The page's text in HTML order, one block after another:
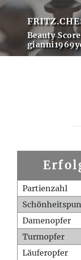
Beauty
Partienzahl
Damenopfer
Turmopfer
Läuferopfer